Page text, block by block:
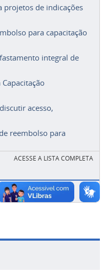
projetos de indicações
para capacitação
integral de
acesso,
reembolso para
ACESSE A LISTA COMPLETA